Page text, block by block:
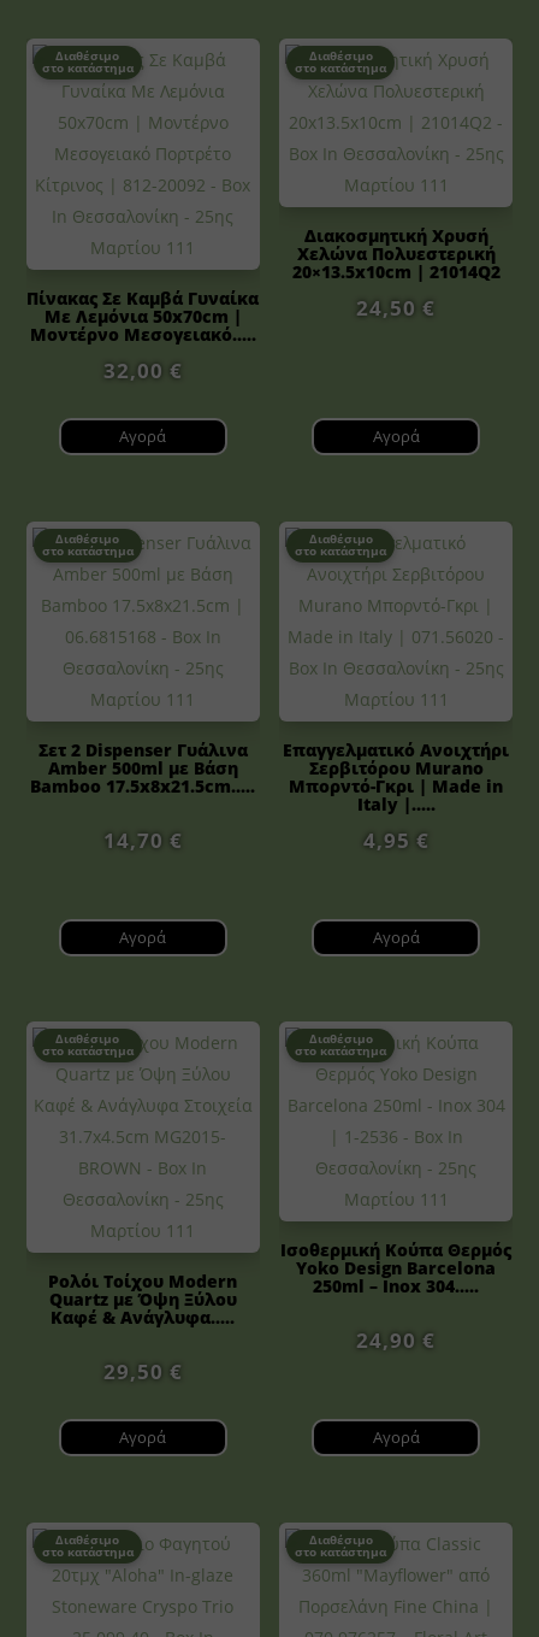
Διαθέσιμο
στο κατάστημα
Πίνακας Σε Καμβά Γυναίκα
Με Λεμόνια 50x70cm |
Μοντέρνο Μεσογειακό.....
32,00 €
Αγορά
Διαθέσιμο
στο κατάστημα
Διακοσμητική Χρυσή
Χελώνα Πολυεστερική
20×13.5x10cm | 21014Q2
24,50€
Αγορά
Διαθέσιμο
στο κατάστημα
Σετ 2 Dispenser Γυάλινα
Amber 500ml με Βάση
Bamboo 17.5x8x21.5cm.....
14,70 €
Αγορά
Διαθέσιμο
στο κατάστημα
Επαγγελματικό Ανοιχτήρι
Σερβιτόρου Murano
Μπορντό-Γκρι | Made in
Italy |.....
4,95 €
Αγορά
Διαθέσιμο
στο κατάστημα
Ρολόι Τοίχου Modern
Quartz με Όψη Ξύλου
Καφέ & Ανάγλυφα.....
29,50 €
Αγορά
Διαθέσιμο
στο κατάστημα
Ισοθερμική Κούπα Θερμός
Yoko Design Barcelona
250ml – Inox 304.....
24,90€
Αγορά
Διαθέσιμο
στο κατάστημα
Διαθέσιμο
στο κατάστημα